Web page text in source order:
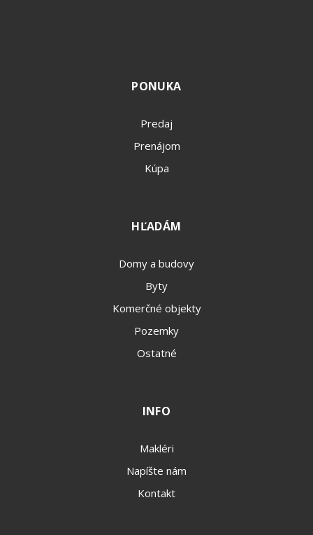
PONUKA
Predaj
Prenájom
Kúpa
HĽADÁM
Domy a budovy
Byty
Komerčné objekty
Pozemky
Ostatné
INFO
Makléri
Napíšte nám
Kontakt